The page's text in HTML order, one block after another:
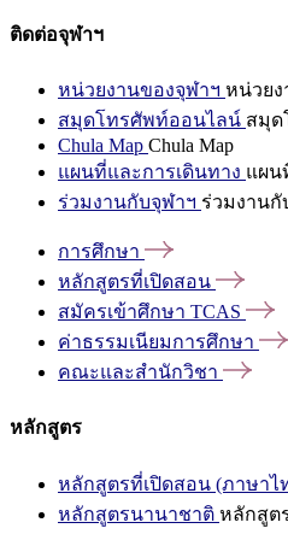
ติดต่อจุฬาฯ
หน่วยงานของจุฬาฯ หน่วยง
สมุดโทรศัพท์ออนไลน์ สมุด
Chula Map Chula Map
แผนที่และการเดินทาง แผน
ร่วมงานกับจุฬาฯ ร่วมงานกั
การศึกษา
หลักสูตรที่เปิดสอน
สมัครเข้าศึกษา TCAS
ค่าธรรมเนียมการศึกษา
คณะและสำนักวิชา
หลักสูตร
หลักสูตรที่เปิดสอน (ภาษาไ
หลักสูตรนานาชาติ หลักสูต